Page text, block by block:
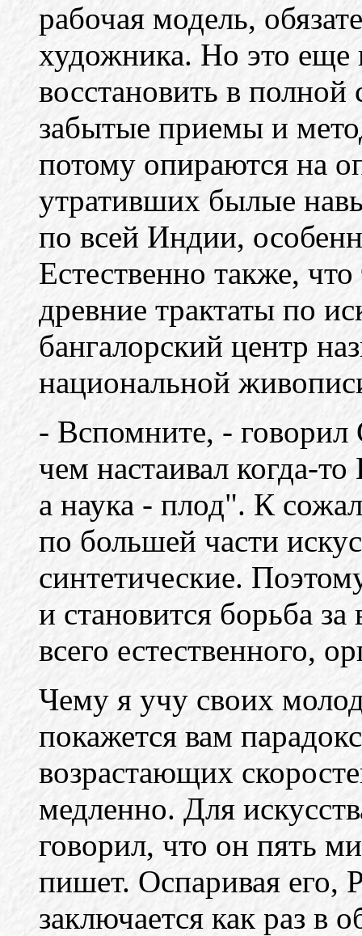
рабочая модель,
художника. Но это еще
восстановить в
забытые приемы и
потому опираются на
утративших былые
по всей Индии,
Естественно также,
древние трактаты по
бангалорский центр
национальной
- Вспомните, - говорил
чем настаивал когда-
а наука - плод". К
по большей части
синтетические.
и становится борьба
всего естественного,
Чему я учу своих
покажется вам
возрастающих
медленно. Для
говорил, что он пять
пишет. Оспаривая его,
заключается как раз в